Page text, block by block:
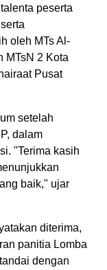
peserta
oleh MTs Al-
MTsN 2 Kota
Pusat
setelah
dalam
"Terima kasih
baik," ujar
diterima,
panitia Lomba
dengan